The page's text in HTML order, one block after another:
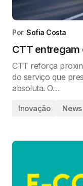
Por Sofia Costa
CTT entregam
CTT reforça
do serviço que
absoluta. O…
Inovação News